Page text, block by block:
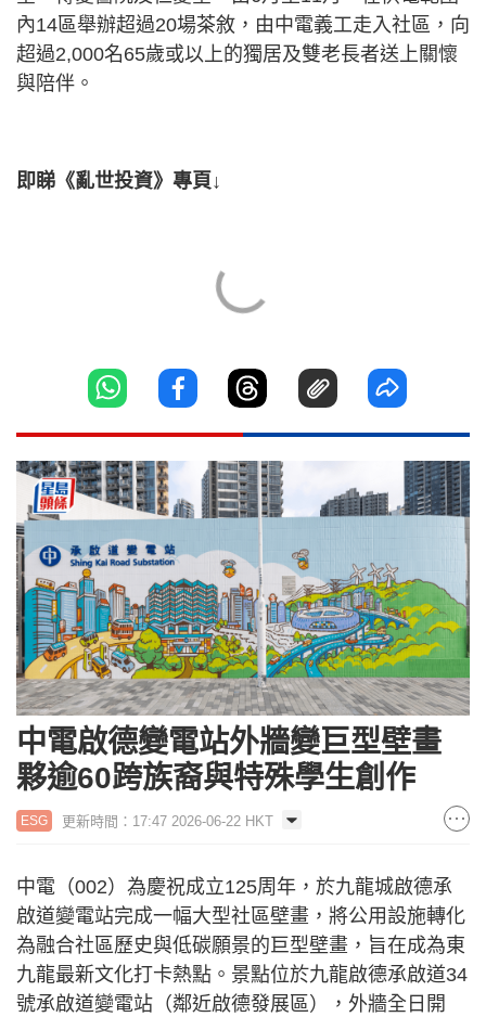
內14區舉辦超過20場茶敘，由中電義工走入社區，向
超過2,000名65歲或以上的獨居及雙老長者送上關懷
與陪伴。
即睇《亂世投資》專頁↓
中電啟德變電站外牆變巨型壁畫
夥逾60跨族裔與特殊學生創作
ESG 更新時間：17:47 2026-06-22 HKT
中電（002）為慶祝成立125周年，於九龍城啟德承
啟道變電站完成一幅大型社區壁畫，將公用設施轉化
為融合社區歷史與低碳願景的巨型壁畫，旨在成為東
九龍最新文化打卡熱點。景點位於九龍啟德承啟道34
號承啟道變電站（鄰近啟德發展區），外牆全日開